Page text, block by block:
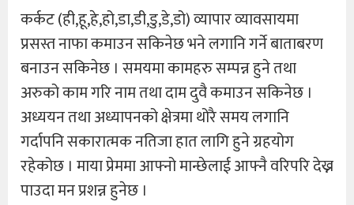
कर्कट (ही,हू,हे,हो,डा,डी,डु,डे,डो) व्यापार व्यावसायमा
प्रसस्त नाफा कमाउन सकिनेछ भने लगानि गर्ने बाताबरण
बनाउन सकिनेछ । समयमा कामहरु सम्पन्न हुने तथा
अरुको काम गरि नाम तथा दाम दुवै कमाउन सकिनेछ ।
अध्ययन तथा अध्यापनको क्षेत्रमा थोरै समय लगानि
गर्दापनि सकारात्मक नतिजा हात लागि हुने ग्रहयोग
रहेकोछ । माया प्रेममा आफ्नो मान्छेलाई आफ्नै वरिपरि देख्न
पाउदा मन प्रशन्न हुनेछ ।